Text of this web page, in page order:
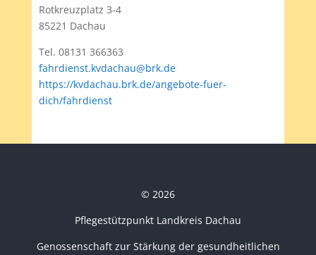
Rotkreuzplatz 3-4
85221 Dachau
Tel. 08131 366363
fahrdienst.kvdachau@brk.de
https://kvdachau.brk.de/angebote-fuer-
dich/fahrdienst
© 2026
Pflegestützpunkt Landkreis Dachau
Genossenschaft zur Stärkung der gesundheitlichen